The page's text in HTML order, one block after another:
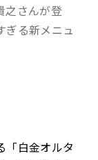
之さんが登
る新メニュ
「白金オルタ